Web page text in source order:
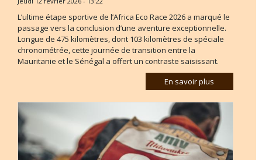
L’ultime étape sportive de l’Africa Eco Race 2026 a marqué le
passage vers la conclusion d’une aventure exceptionnelle.
Longue de 475 kilomètres, dont 103 kilomètres de spéciale
chronométrée, cette journée de transition entre la
Mauritanie et le Sénégal a offert un contraste saisissant.
En savoir plus